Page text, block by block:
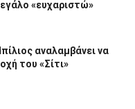
«ευχαριστώ»
αναλαμβάνει να
του «Σίτι»